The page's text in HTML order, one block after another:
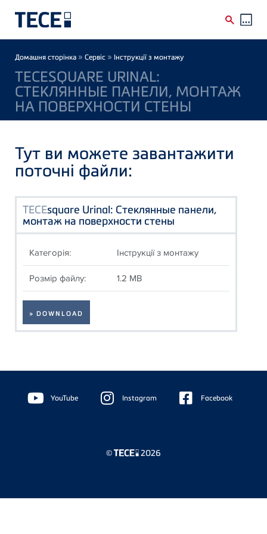
Breadcrumb
Домашня сторінка » Сервіс » Інструкції з монтажу
TECESQUARE URINAL:
СТЕКЛЯННЫЕ ПАНЕЛИ, МОНТАЖ
НА ПОВЕРХНОСТИ СТЕНЫ
Тут ви можете завантажити
поточні файли:
TECEsquare Urinal: Стеклянные панели,
монтаж на поверхности стены
Категорія: Інструкції з монтажу
Розмір файлу: 1.2 MB
» DOWNLOAD
Floating
Sidebar YouTube Instagram Facebook
© 2026